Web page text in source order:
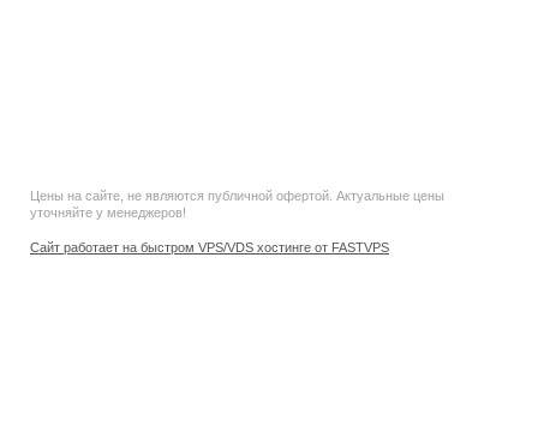
Цены на сайте, не являются публичной офертой. Актуальные цены
уточняйте у менеджеров!
Сайт работает на быстром VPS/VDS хостинге от FASTVPS